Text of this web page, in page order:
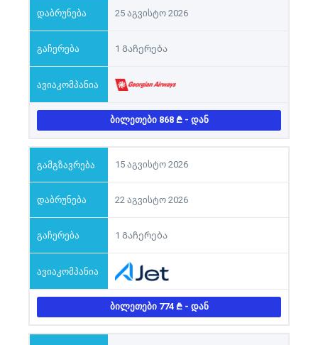
25 აგვისტო 2026
1 Გაჩერება
ᲑᲘᲚᲔᲗᲔᲑᲘ 868 - ᲓᲐᲜ
15 აგვისტო 2026
22 აგვისტო 2026
1 Გაჩერება
ᲑᲘᲚᲔᲗᲔᲑᲘ 774 - ᲓᲐᲜ